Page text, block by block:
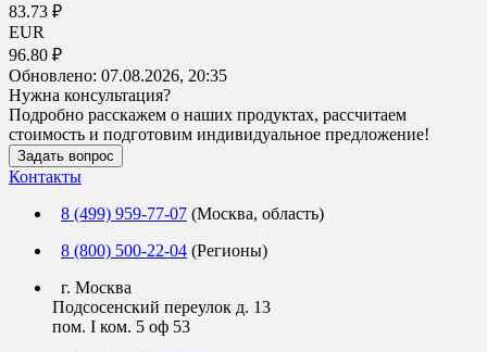
83.73 ₽
EUR
96.80 ₽
Обновлено: 07.08.2026, 20:35
Нужна консультация?
Подробно расскажем о наших продуктах, рассчитаем
стоимость и подготовим индивидуальное предложение!
Задать вопрос
Контакты
8 (499) 959-77-07 (Москва, область)
8 (800) 500-22-04 (Регионы)
г. Москва
Подсосенский переулок д. 13
пом. I ком. 5 оф 53